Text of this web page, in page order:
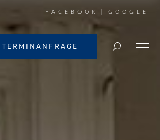
FACEBOOK GOOGLE
TERMINANFRAGE